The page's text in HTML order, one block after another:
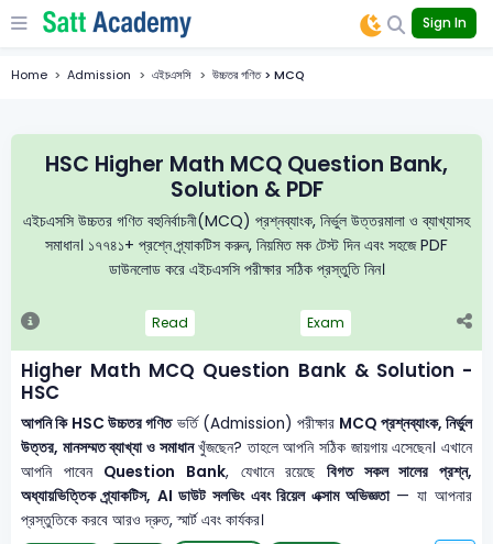
Sign In
Home Admission এইচএসসি উচ্চতর গণিত > MCQ
HSC Higher Math MCQ Question Bank,
Solution & PDF
এইচএসসি উচ্চতর গণিত বহুনির্বাচনী(MCQ) প্রশ্নব্যাংক, নির্ভুল উত্তরমালা ও ব্যাখ্যাসহ
সমাধান। ১৭৭৪১+ প্রশ্নে প্র্যাকটিস করুন, নিয়মিত মক টেস্ট দিন এবং সহজে PDF
ডাউনলোড করে এইচএসসি পরীক্ষার সঠিক প্রস্তুতি নিন।
Read Exam
Higher Math MCQ Question Bank & Solution -
HSC
আপনি কি HSC উচ্চতর গণিতভর্তি (Admission) পরীক্ষার MCQ প্রশ্নব্যাংক, নির্ভুল
উত্তর, মানসম্মত ব্যাখ্যা ও সমাধানখুঁজছেন? তাহলে আপনি সঠিক জায়গায় এসেছেন। এখানে
আপনি পাবেন Question Bank, যেখানে রয়েছে বিগত সকল সালের প্রশ্ন,
অধ্যায়ভিত্তিক প্র্যাকটিস, AI ডাউট সলভিং এবং রিয়েল এক্সাম অভিজ্ঞতা— যা আপনার
প্রস্তুতিকে করবে আরও দ্রুত, স্মার্ট এবং কার্যকর।